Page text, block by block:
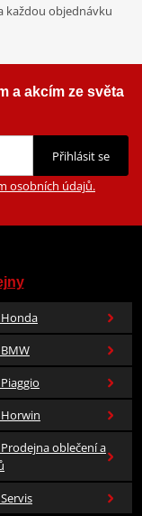
každou objednávku
a akcím ze světa
Přihlásit se
osobních údajů.
oblečení a